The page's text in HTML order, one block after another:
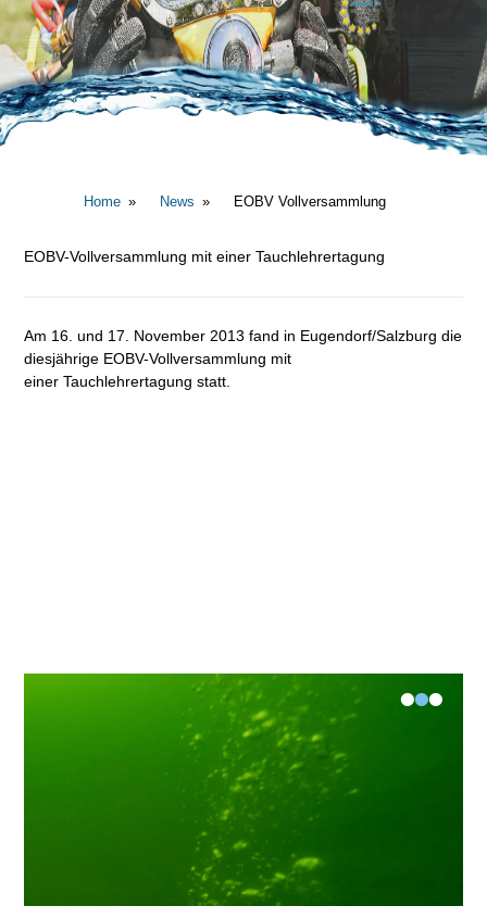
Home News EOBV Vollversammlung
EOBV-Vollversammlung mit einer Tauchlehrertagung
Am 16. und 17. November 2013 fand in Eugendorf/Salzburg die
diesjährige EOBV-Vollversammlung mit
einer Tauchlehrertagung statt.
•
•
•
Jahreshauptversammlung